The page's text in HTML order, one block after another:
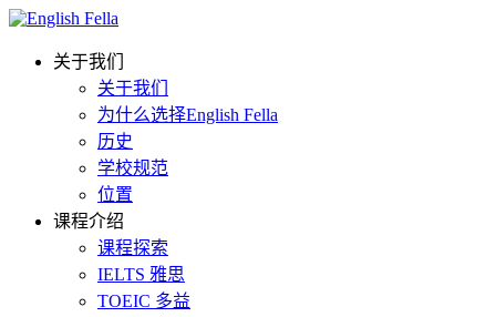
关于我们
关于我们
为什么选择English Fella
历史
学校规范
位置
课程介绍
课程探索
IELTS 雅思
TOEIC 多益